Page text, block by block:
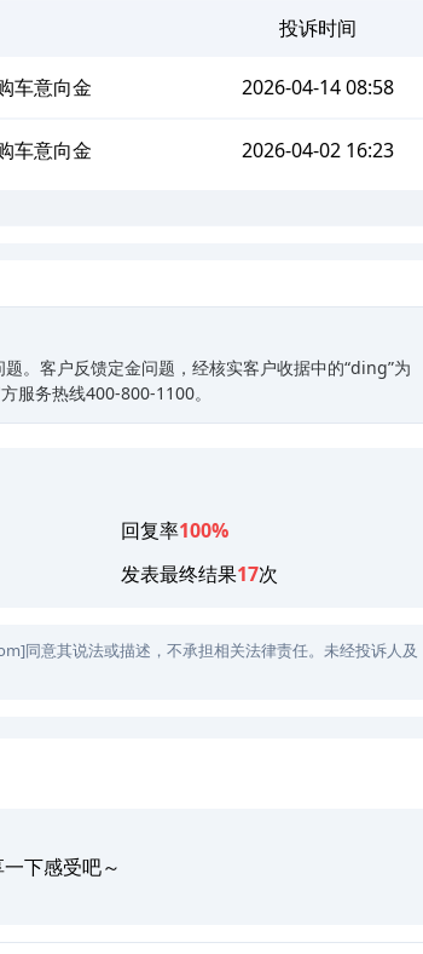
投诉时间
车意向金 2026-04-14 08:58
车意向金 2026-04-02 16:23
。客户反馈定金问题，经核实客户收据中的“ding”为
服务热线400-800-1100。
回复率100%
发表最终结果17次
同意其说法或描述，不承担相关法律责任。未经投诉人及
下感受吧～